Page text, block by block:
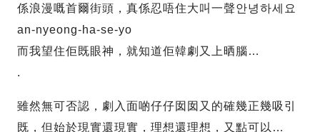
係浪漫嘅首爾街頭，真係忍唔住大叫一聲안녕하세요
an-nyeong-ha-se-yo
而我望住佢既眼神，就知道佢韓劇又上晒腦…
.
雖然無可否認，劇入面啲仔仔囡囡又的確幾正幾吸引
既，但始於現實還現實，理想還理想，又點可以…